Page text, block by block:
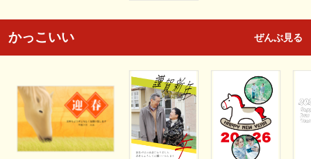
かっこいい ぜんぶ見る